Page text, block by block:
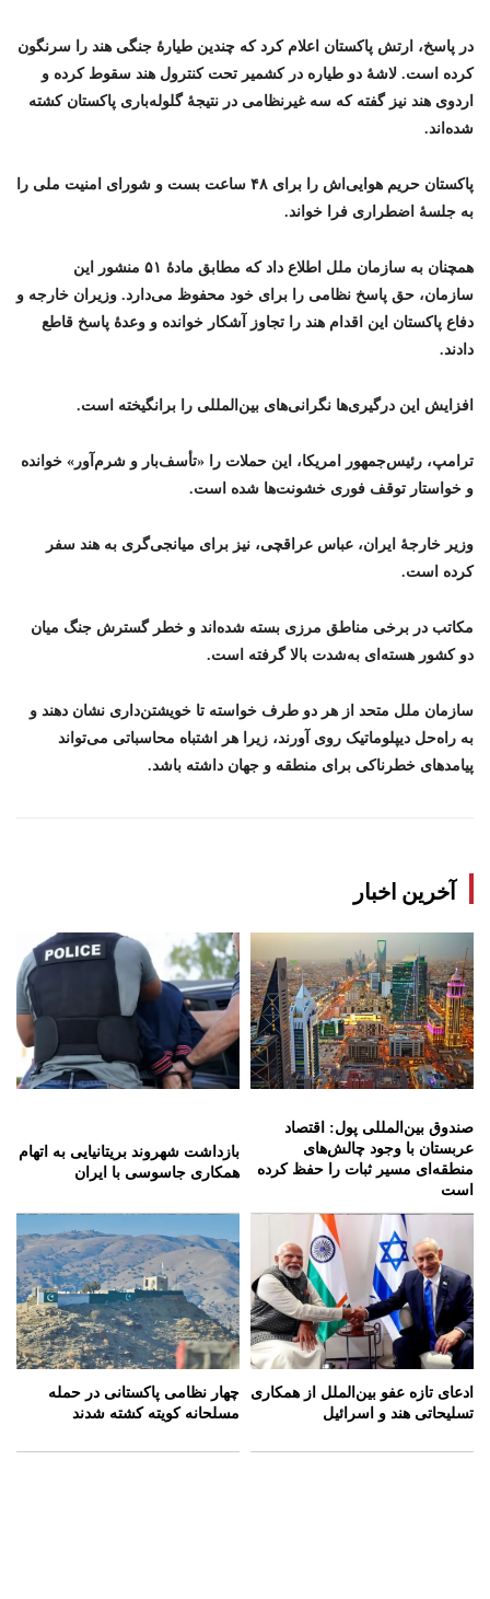
در پاسخ، ارتش پاکستان اعلام کرد که چندین طیارهٔ جنگی هند را سرنگون
کرده است. لاشهٔ دو طیاره در کشمیر تحت کنترول هند سقوط کرده و
اردوی هند نیز گفته که سه غیرنظامی در نتیجهٔ گلوله‌باری پاکستان کشته
شده‌اند.
پاکستان حریم هوایی‌اش را برای ۴۸ ساعت بست و شورای امنیت ملی را
به جلسهٔ اضطراری فرا خواند.
همچنان به سازمان ملل اطلاع داد که مطابق مادهٔ ۵۱ منشور این
سازمان، حق پاسخ نظامی را برای خود محفوظ می‌دارد. وزیران خارجه و
دفاع پاکستان این اقدام هند را تجاوز آشکار خوانده و وعدهٔ پاسخ قاطع
دادند.
افزایش این درگیری‌ها نگرانی‌های بین‌المللی را برانگیخته است.
ترامپ، رئیس‌جمهور امریکا، این حملات را «تأسف‌بار و شرم‌آور» خوانده
و خواستار توقف فوری خشونت‌ها شده است.
وزیر خارجهٔ ایران، عباس عراقچی، نیز برای میانجی‌گری به هند سفر
کرده است.
مکاتب در برخی مناطق مرزی بسته شده‌اند و خطر گسترش جنگ میان
دو کشور هسته‌ای به‌شدت بالا گرفته است.
سازمان ملل متحد از هر دو طرف خواسته تا خویشتن‌داری نشان دهند و
به راه‌حل دیپلوماتیک روی آورند، زیرا هر اشتباه محاسباتی می‌تواند
پیامدهای خطرناکی برای منطقه و جهان داشته باشد.
آخرین اخبار
صندوق بین‌المللی پول: اقتصاد
عربستان با وجود چالش‌های
منطقه‌ای مسیر ثبات را حفظ کرده
است
بازداشت شهروند بریتانیایی به اتهام
همکاری جاسوسی با ایران
ادعای تازه عفو بین‌الملل از همکاری
تسلیحاتی هند و اسرائیل
چهار نظامی پاکستانی در حمله
مسلحانه کویته کشته شدند